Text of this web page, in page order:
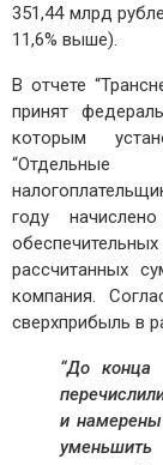
351,44 млрд
11,6% выше).
В отчете
принят
которым
году
рассчитанных
компания.
сверхприбыль в
“До конца
и намерены